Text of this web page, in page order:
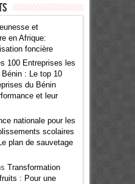
et
en Afrique:
foncière
100 Entreprises les
: Le top 10
du Bénin
et leur
nationale pour les
scolaires
plan de sauvetage
Transformation
: Pour une